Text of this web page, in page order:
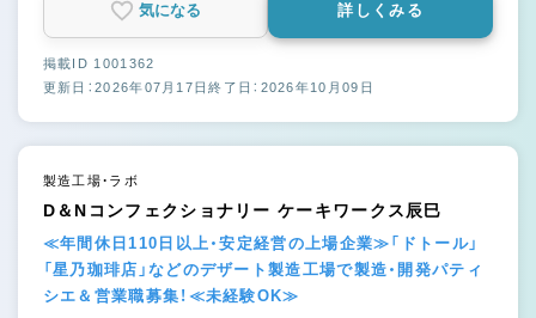
気になる 詳しくみる
掲載ID 1001362
更新日：2026年07月17日終了日：2026年10月09日
製造工場・ラボ
D＆Nコンフェクショナリー ケーキワークス辰巳
≪年間休日110日以上・安定経営の上場企業≫「ドトール」
「星乃珈琲店」などのデザート製造工場で製造・開発パティ
シエ＆営業職募集！≪未経験OK≫